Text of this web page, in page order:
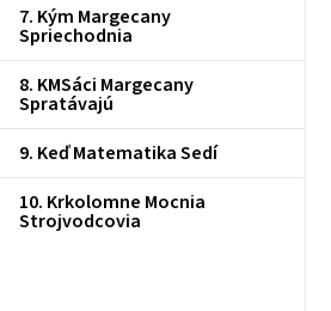
7. Kým Margecany
Spriechodnia
8. KMSáci Margecany
Spratávajú
9. Keď Matematika Sedí
10. Krkolomne Mocnia
Strojvodcovia